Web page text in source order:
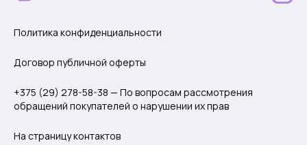
Политика конфиденциальности
Договор публичной оферты
+375 (29) 278-58-38 — По вопросам рассмотрения
обращений покупателей о нарушении их прав
На страницу контактов